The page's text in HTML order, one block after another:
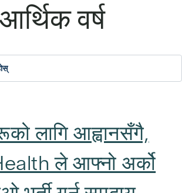
आर्थिक वर्ष
लागि आह्वानसँगै,
ले आफ्नो अर्को